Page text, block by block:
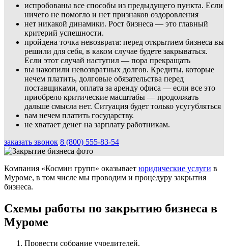
испробованы все способы из предыдущего пункта. Если
ничего не помогло и нет признаков оздоровления
нет никакой динамики. Рост бизнеса — это главный
критерий успешности.
пройдена точка невозврата: перед открытием бизнеса вы
решили для себя, в каком случае будете закрываться.
Если этот случай наступил — пора прекращать
вы накопили невозвратных долгов. Кредиты, которые
нечем платить, долговые обязательства перед
поставщиками, оплата за аренду офиса — если все это
приобрело критические масштабы — продолжать
дальше смысла нет. Ситуация будет только усугубляться
вам нечем платить государству.
не хватает денег на зарплату работникам.
заказать звонок 8 (800) 555-83-54
Компания «Космин групп» оказывает юридические услуги в
Муроме, в том числе мы проводим и процедуру закрытия
бизнеса.
Схемы работы по закрытию бизнеса в
Муроме
Провести собрание учредителей.